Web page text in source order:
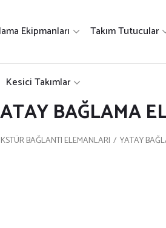
Ekipmanları Takım Tutucular
Kesici Takımlar
BAĞLAMA
BAĞLANTI ELEMANLARI YATAY